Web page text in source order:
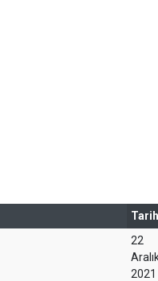
Tarih
22
2021